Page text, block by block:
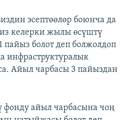
эсептөөлөр боюнча да
келерки жылы өсүштү
пайыз болот деп болжолдоп
инфраструктуралык
Айыл чарбасы 3 пайыздан
фонду айыл чарбасына чоң